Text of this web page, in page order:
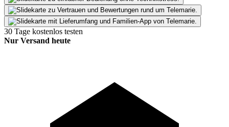
30 Tage kostenlos testen
Nur Versand heute